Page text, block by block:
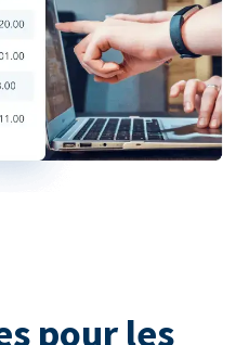
pour les